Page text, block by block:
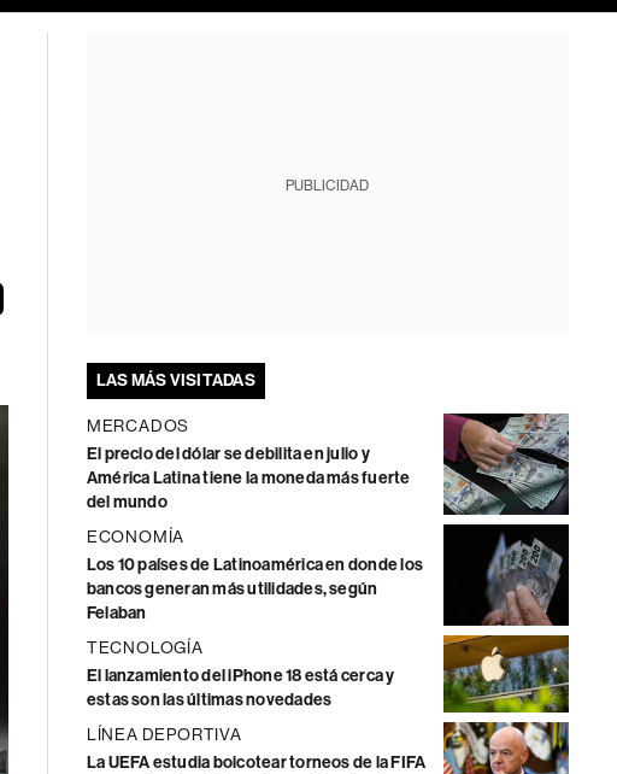
PUBLICIDAD
LAS MÁS VISITADAS
MERCADOS
El precio del dólar se debilita en julio y
América Latina tiene la moneda más fuerte
del mundo
ECONOMÍA
Los 10 países de Latinoamérica en donde los
bancos generan más utilidades, según
Felaban
TECNOLOGÍA
El lanzamiento del iPhone 18 está cerca y
estas son las últimas novedades
LÍNEA DEPORTIVA
La UEFA estudia boicotear torneos de la FIFA